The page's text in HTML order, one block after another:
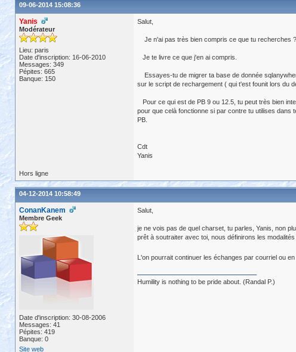
09-06-2014 15:08:36
Yanis
Modérateur
Lieu: paris
Date d'inscription: 16-06-2010
Messages: 349
Pépites: 665
Banque: 150
Salut,
Je n'ai pas très bien compris ce que tu recherches ?
Je te livre ce que j'en ai compris.
Essayes-tu de migrer ta base de donnée
sur le script de rechargement ( qui t'est founit lors du
Pour ce qui est de PB 9 ou 12.5, tu peut très bien
pour que celà fonctionne si par contre tu utilises dans
PB.
Cdt
Yanis
Hors ligne
04-12-2014 10:58:49
ConanKanem
Membre Geek
Date d'inscription: 30-08-2006
Messages: 41
Pépites: 419
Banque: 0
Site web
Salut,
je ne vois pas de quel charset, tu parles, Yanis, non
prêt à soutraiter avec toi, nous définirons les modalités
L'on pourrait continuer les échanges par courriel ou
Humility is nothing to be pride about. (Randal P.)